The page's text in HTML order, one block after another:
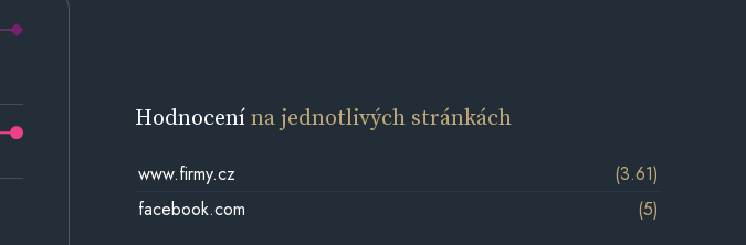
Hodnocenína jednotlivých stránkách
www.firmy.cz
(3.61)
facebook.com
(5)